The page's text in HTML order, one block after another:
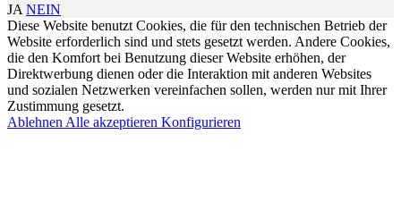
JA NEIN
Diese Website benutzt Cookies, die für den technischen Betrieb der
Website erforderlich sind und stets gesetzt werden. Andere Cookies,
die den Komfort bei Benutzung dieser Website erhöhen, der
Direktwerbung dienen oder die Interaktion mit anderen Websites
und sozialen Netzwerken vereinfachen sollen, werden nur mit Ihrer
Zustimmung gesetzt.
Ablehnen Alle akzeptieren Konfigurieren